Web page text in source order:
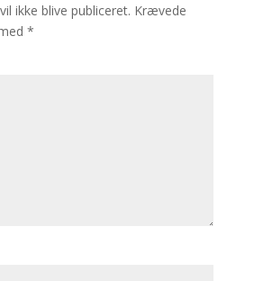
ikke blive publiceret. Krævede
*